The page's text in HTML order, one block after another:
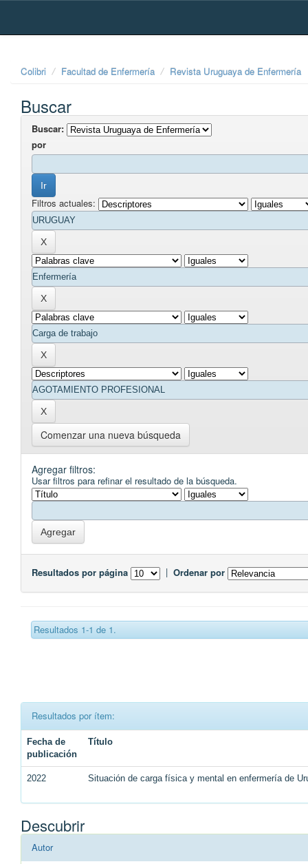
Skip
Colibri Facultad de Enfermería Revista Uruguaya de Enfermería
Buscar
Buscar:
por
Filtros actuales:
Comenzar una nueva búsqueda
Agregar filtros:
Usar filtros para refinar el resultado de la búsqueda.
Resultados por página | Ordenar por
Resultados 1-1 de 1.
Resultados por ítem:
Fecha de
publicación
Título
2022 Situación de carga física y mental en enfermería de
Descubrir
Autor